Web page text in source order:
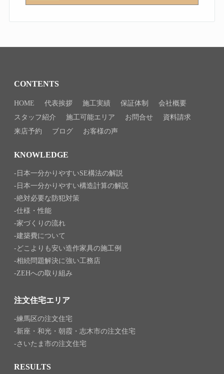
CONTENTS
HOME 代表挨拶 施工実績 保証体制
会社概要
スタッフ紹介
施工可能エリア お問合せ
資料請求
来店予約
ブログ お客様の声
KNOWLEDGE
日本一分かりやすいSE構法の解説
日本一分かりやすい構造計算の解説
絶対必要な防犯対策
仕様・性能
家づくりの流れ
建築費について
どこよりも安い造作家具の施工例
相続問題解決に強い工務店
ZEHへの取り組み
注文住宅エリア
練馬区の注文住宅
新座・和光・朝霞・志木市の注文住宅
さいたま市の注文住宅
RESULTS